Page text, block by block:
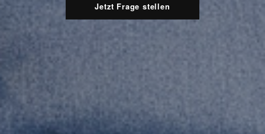
Jetzt Frage stellen